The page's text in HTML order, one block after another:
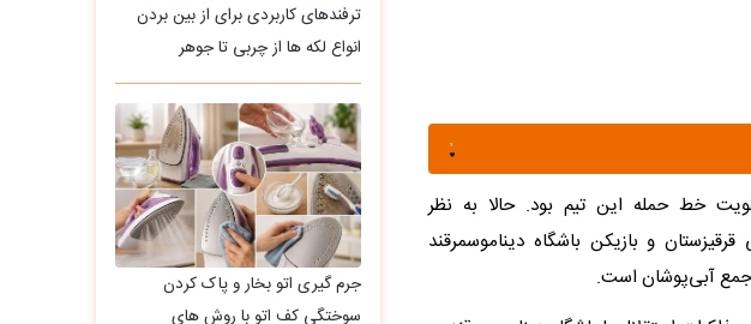
خط حمله این تیم بود. حالا به نظر
و بازیکن باشگاه دیناموسمرقند
جمع آبی‌پوشان است.
ترفندهای کاربردی برای از بین بردن
انواع لکه ها از چربی تا جوهر
جرم گیری اتو بخار و پاک کردن
سوختگی کف اتو با روش های